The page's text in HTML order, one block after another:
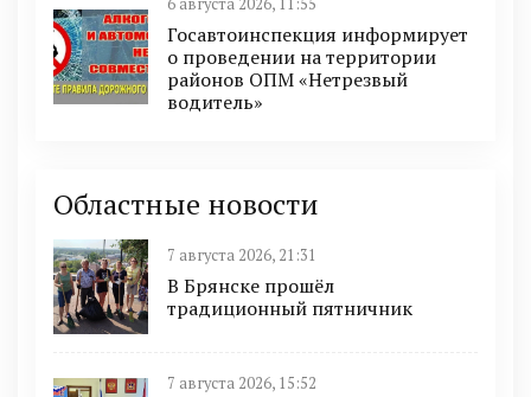
Госавтоинспекция информирует
о проведении на территории
районов ОПМ «Нетрезвый
водитель»
Областные новости
7 августа 2026, 21:31
В Брянске прошёл
традиционный пятничник
7 августа 2026, 15:52